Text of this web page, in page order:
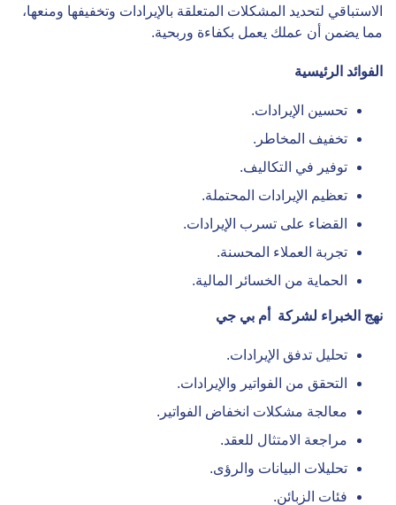
الاستباقي لتحديد المشكلات المتعلقة بالإيرادات وتخفيفها ومنعها،
مما يضمن أن عملك يعمل بكفاءة وربحية.
الفوائد الرئيسية
تحسين الإيرادات.
تخفيف المخاطر.
توفير في التكاليف.
تعظيم الإيرادات المحتملة.
القضاء على تسرب الإيرادات.
تجربة العملاء المحسنة.
الحماية من الخسائر المالية.
نهج الخبراء لشركة أم بي جي
تحليل تدفق الإيرادات.
التحقق من الفواتير والإيرادات.
معالجة مشكلات انخفاض الفواتير.
مراجعة الامتثال للعقد.
تحليلات البيانات والرؤى.
فئات الزبائن.